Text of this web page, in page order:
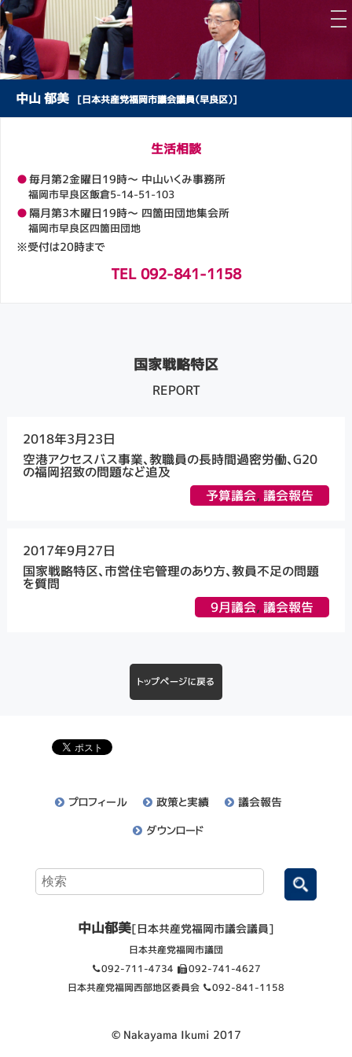
中山 郁美 [日本共産党福岡市議会議員（早良区）]
生活相談
●毎月第2金曜日19時～ 中山いくみ事務所
福岡市早良区飯倉5-14-51-103
● 隔月第3木曜日19時～ 四箇田団地集会所
福岡市早良区四箇田団地
※受付は20時まで
TEL 092-841-1158
国家戦略特区
REPORT
2018年3月23日
空港アクセスバス事業、教職員の長時間過密労働、G20
の福岡招致の問題など追及
予算議会,議会報告
2017年9月27日
国家戦略特区、市営住宅管理のあり方、教員不足の問題
を質問
9月議会,議会報告
トップページに戻る
プロフィール 政策と実績
議会報告
ダウンロード
中山郁美[日本共産党福岡市議会議員]
日本共産党福岡市議団
092-711-4734
092-741-4627
日本共産党福岡西部地区委員会
092-841-1158
© Nakayama Ikumi 2017